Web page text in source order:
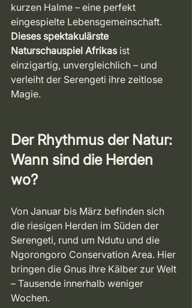
kurzen Halme – eine perfekt
eingespielte Lebensgemeinschaft.
Dieses spektakulärste
Naturschauspiel Afrikas ist
einzigartig, unvergleichlich – und
verleiht der Serengeti ihre zeitlose
Magie.
Der Rhythmus der Natur:
Wann sind die Herden
wo?
Von Januar bis März befinden sich
die riesigen Herden im Süden der
Serengeti, rund um Ndutu und die
Ngorongoro Conservation Area. Hier
bringen die Gnus ihre Kälber zur Welt
– Tausende innerhalb weniger
Wochen.